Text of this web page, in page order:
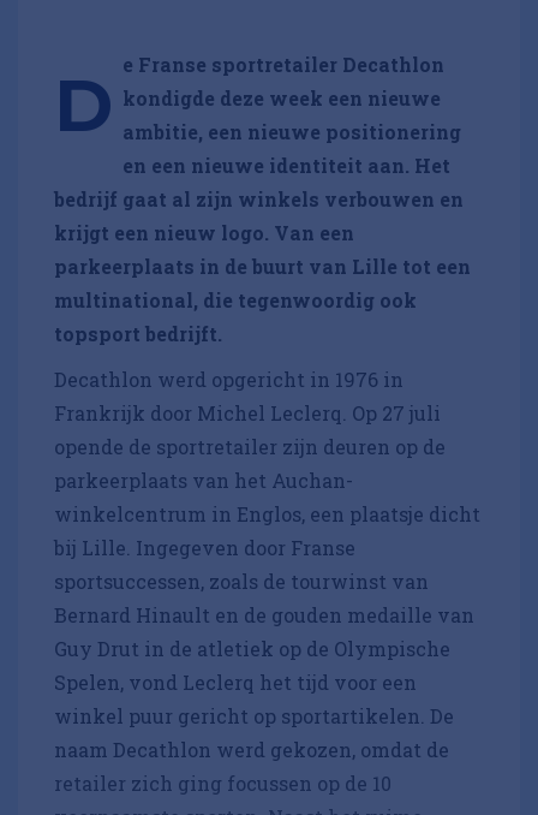
D e Franse sportretailer Decathlon
kondigde deze week een nieuwe
ambitie, een nieuwe positionering
en een nieuwe identiteit aan. Het
bedrijf gaat al zijn winkels verbouwen en
krijgt een nieuw logo. Van een
parkeerplaats in de buurt van Lille tot een
multinational, die tegenwoordig ook
topsport bedrijft.
Decathlon werd opgericht in 1976 in
Frankrijk door Michel Leclerq. Op 27 juli
opende de sportretailer zijn deuren op de
parkeerplaats van het Auchan-
winkelcentrum in Englos, een plaatsje dicht
bij Lille. Ingegeven door Franse
sportsuccessen, zoals de tourwinst van
Bernard Hinault en de gouden medaille van
Guy Drut in de atletiek op de Olympische
Spelen, vond Leclerq het tijd voor een
winkel puur gericht op sportartikelen. De
naam Decathlon werd gekozen, omdat de
retailer zich ging focussen op de 10